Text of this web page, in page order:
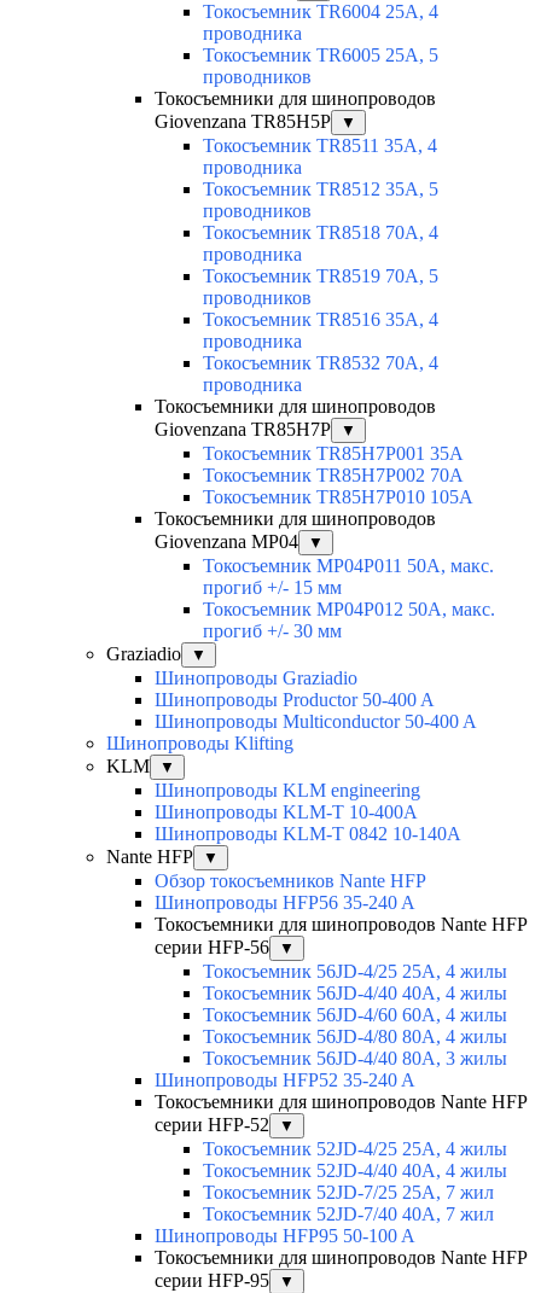
Токосъемник TR6004 25A, 4
проводника
Токосъемник TR6005 25A, 5
проводников
Токосъемники для шинопроводов
Giovenzana TR85H5P
▼
Токосъемник TR8511 35A, 4
проводника
Токосъемник TR8512 35A, 5
проводников
Токосъемник TR8518 70A, 4
проводника
Токосъемник TR8519 70A, 5
проводников
Токосъемник TR8516 35A, 4
проводника
Токосъемник TR8532 70A, 4
проводника
Токосъемники для шинопроводов
Giovenzana TR85H7P
▼
Токосъемник TR85H7P001 35A
Токосъемник TR85H7P002 70A
Токосъемник TR85H7P010 105A
Токосъемники для шинопроводов
Giovenzana MP04
▼
Токосъемник MP04P011 50A, макс.
прогиб +/- 15 мм
Токосъемник MP04P012 50A, макс.
прогиб +/- 30 мм
Graziadio
▼
Шинопроводы Graziadio
Шинопроводы Productor 50-400 A
Шинопроводы Multiconductor 50-400 A
Шинопроводы Klifting
KLM
▼
Шинопроводы KLM engineering
Шинопроводы KLM-T 10-400A
Шинопроводы KLM-T 0842 10-140A
Nante HFP
▼
Обзор токосъемников Nante HFP
Шинопроводы HFP56 35-240 A
Токосъемники для шинопроводов Nante HFP
серии HFP-56
▼
Токосъемник 56JD-4/25 25А, 4 жилы
Токосъемник 56JD-4/40 40А, 4 жилы
Токосъемник 56JD-4/60 60А, 4 жилы
Токосъемник 56JD-4/80 80А, 4 жилы
Токосъемник 56JD-4/40 80А, 3 жилы
Шинопроводы HFP52 35-240 A
Токосъемники для шинопроводов Nante HFP
серии HFP-52
▼
Токосъемник 52JD-4/25 25А, 4 жилы
Токосъемник 52JD-4/40 40А, 4 жилы
Токосъемник 52JD-7/25 25А, 7 жил
Токосъемник 52JD-7/40 40А, 7 жил
Шинопроводы HFP95 50-100 A
Токосъемники для шинопроводов Nante HFP
серии HFP-95
▼